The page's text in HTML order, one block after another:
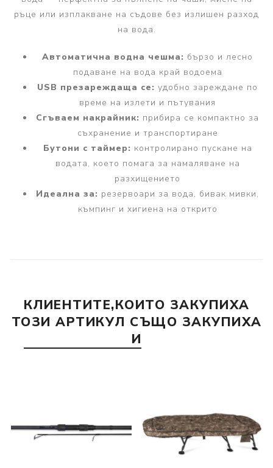
ръце или изплакване на съдове без излишен разход
на вода.
Автоматична водна чешма: бързо и лесно
подаване на вода край водоема
USB презареждаща се: удобно зареждане по
време на излети и пътувания
Сгъваем накрайник: прибира се компактно за
съхранение и транспортиране
Бутони с таймер: контролирано пускане на
водата, което помага за намаляване на
разхищението
Идеална за: резервоари за вода, бивак мивки,
къмпинг и хигиена на открито
КЛИЕНТИТЕ,КОИТО ЗАКУПИХА
ТОЗИ АРТИКУЛ СЪЩО ЗАКУПИХА
И